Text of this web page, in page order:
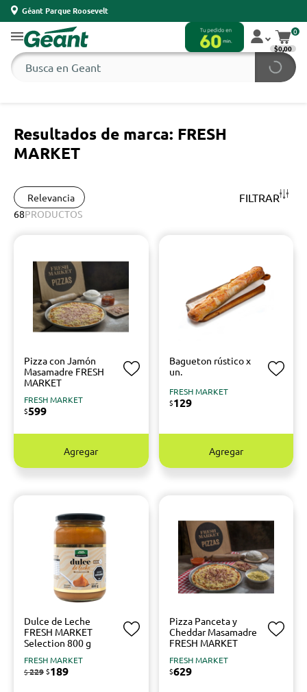
Géant Parque Roosevelt
0
$0,00
Resultados de marca: FRESH
MARKET
Relevancia FILTRAR
68PRODUCTOS
Pizza con Jamón
Masamadre FRESH
MARKET
FRESH MARKET
$599
Agregar
Bagueton rústico x
un.
FRESH MARKET
$129
Agregar
Dulce de Leche
FRESH MARKET
Selection 800 g
FRESH MARKET
$229 $189
Pizza Panceta y
Cheddar Masamadre
FRESH MARKET
FRESH MARKET
$629